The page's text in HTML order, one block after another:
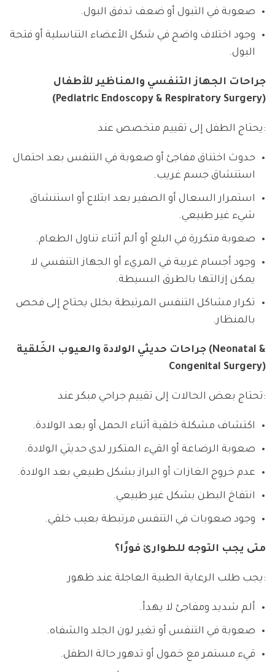
صعوبة في التبول أو ضعف تدفق البول.
وجود اختلاف واضح في شكل الأعضاء التناسلية أو فتحة
البول.
جراحات الجهاز التنفسي والمناظير للأطفال
(Pediatric Endoscopy & Respiratory Surgery)
يحتاج الطفل إلى تقييم متخصص عند:
حدوث اختناق مفاجئ أو صعوبة في التنفس بعد احتمال
استنشاق جسم غريب.
استمرار السعال أو الصفير بعد ابتلاع أو استنشاق
شيء غير طبيعي.
صعوبة متكررة في البلع أو ألم أثناء تناول الطعام.
وجود أجسام غريبة في المريء أو الجهاز التنفسي لا
يمكن إزالتها بالطرق البسيطة.
تكرار مشاكل التنفس المرتبطة بخلل يحتاج إلى فحص
بالمنظار.
جراحات حديثي الولادة والعيوب الخَلقية (Neonatal &
Congenital Surgery)
تحتاج بعض الحالات إلى تقييم جراحي مبكر عند:
اكتشاف مشكلة خلقية أثناء الحمل أو بعد الولادة.
صعوبة الرضاعة أو القيء المتكرر لدى حديثي الولادة.
عدم خروج الغازات أو البراز بشكل طبيعي بعد الولادة.
انتفاخ البطن بشكل غير طبيعي.
وجود صعوبات في التنفس مرتبطة بعيب خلقي.
متى يجب التوجه للطوارئ فورًا؟
يجب طلب الرعاية الطبية العاجلة عند ظهور:
ألم شديد ومفاجئ لا يهدأ.
صعوبة في التنفس أو تغير لون الجلد والشفاه.
قيء مستمر مع خمول أو تدهور حالة الطفل.